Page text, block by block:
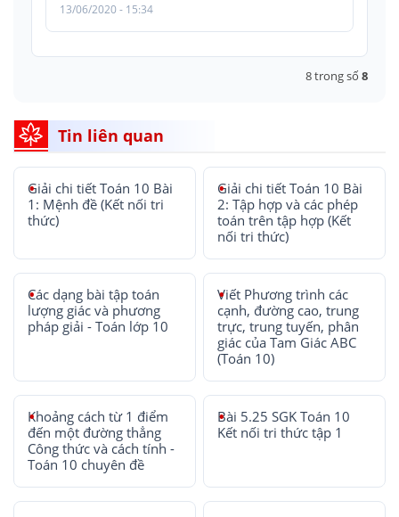
13/06/2020 - 15:34
8trong số 8
Tin liên quan
Giải chi tiết Toán 10 Bài
1: Mệnh đề (Kết nối tri
thức)
Giải chi tiết Toán 10 Bài
2: Tập hợp và các phép
toán trên tập hợp (Kết
nối tri thức)
Các dạng bài tập toán
lượng giác và phương
pháp giải - Toán lớp 10
Viết Phương trình các
cạnh, đường cao, trung
trực, trung tuyến, phân
giác của Tam Giác ABC
(Toán 10)
Khoảng cách từ 1 điểm
đến một đường thẳng
Công thức và cách tính -
Toán 10 chuyên đề
Bài 5.25 SGK Toán 10
Kết nối tri thức tập 1